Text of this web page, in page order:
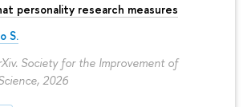
personality research measures
S.
Society for the Improvement of
2026